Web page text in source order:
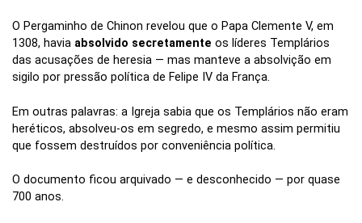
O Pergaminho de Chinon revelou que o Papa Clemente V, em
1308, havia absolvido secretamente os líderes Templários
das acusações de heresia — mas manteve a absolvição em
sigilo por pressão política de Felipe IV da França.
Em outras palavras: a Igreja sabia que os Templários não eram
heréticos, absolveu-os em segredo, e mesmo assim permitiu
que fossem destruídos por conveniência política.
O documento ficou arquivado — e desconhecido — por quase
700 anos.